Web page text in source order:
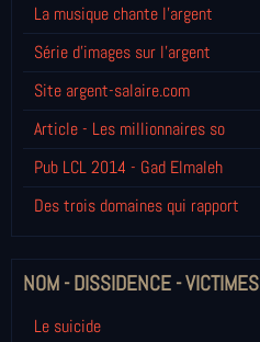
La musique chante l'argent
Série d'images sur l'argent
Site argent-salaire.com
Article - Les millionnaires so
Pub LCL 2014 - Gad Elmaleh
Des trois domaines qui rapport
NOM - DISSIDENCE - VICTIMES
Le suicide